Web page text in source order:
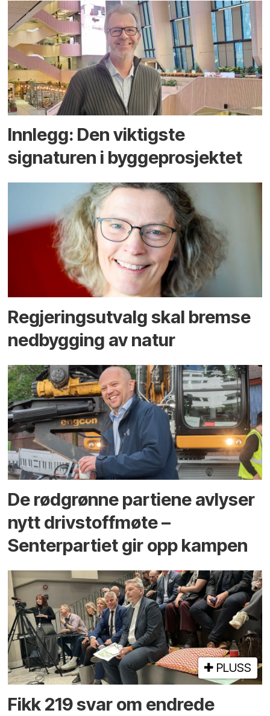
Innlegg: Den viktigste
signaturen i bygge­­prosjektet
Regjerings­utvalg skal bremse
ned­bygging av natur
De rødgrønne partiene avlyser
nytt drivstoffmøte –
Senterpartiet gir opp kampen
PLUSS
Fikk 219 svar om endrede